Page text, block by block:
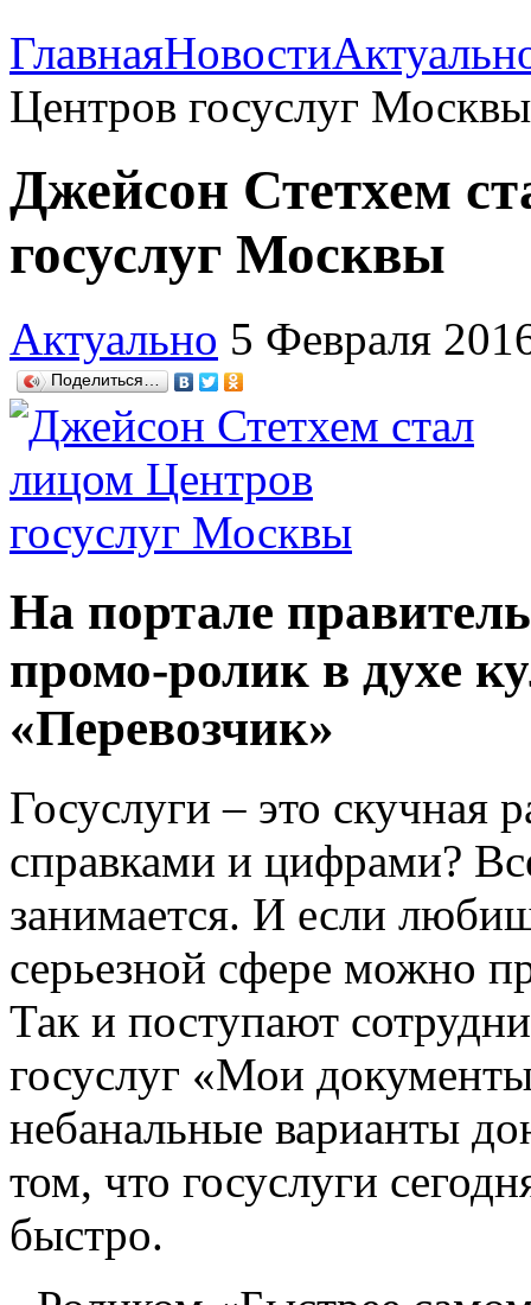
ГлавнаяНовости
Центров госуслуг Москвы
Джейсон Стетхем
госуслуг Москвы
Актуально 5 Февраля
Поделиться…
На портале
промо-ролик в духе
«Перевозчик»
Госуслуги – это скучная
справками и цифрами?
занимается. И если
серьезной сфере можно
Так и поступают
госуслуг «Мои
небанальные варианты
том, что госуслуги
быстро.